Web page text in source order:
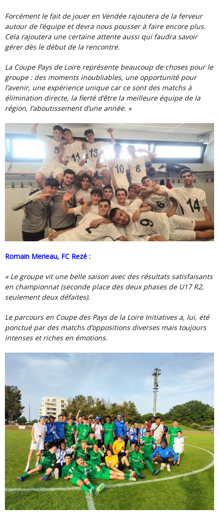
Forcément le fait de jouer en Vendée rajoutera de la ferveur
autour de l’équipe et devra nous pousser à faire encore plus.
Cela rajoutera une certaine attente aussi qui faudra savoir
gérer dès le début de la rencontre.
La Coupe Pays de Loire représente beaucoup de choses pour le
groupe : des moments inoubliables, une opportunité pour
l’avenir, une expérience unique car ce sont des matchs à
élimination directe, la fierté d’être la meilleure équipe de la
région, l’aboutissement d’une année. »
Romain Merieau, FC Rezé :
« Le groupe vit une belle saison avec des résultats satisfaisants
en championnat (seconde place des deux phases de U17 R2,
seulement deux défaites).
Le parcours en Coupe des Pays de la Loire Initiatives a, lui, été
ponctué par des matchs d’oppositions diverses mais toujours
intenses et riches en émotions.